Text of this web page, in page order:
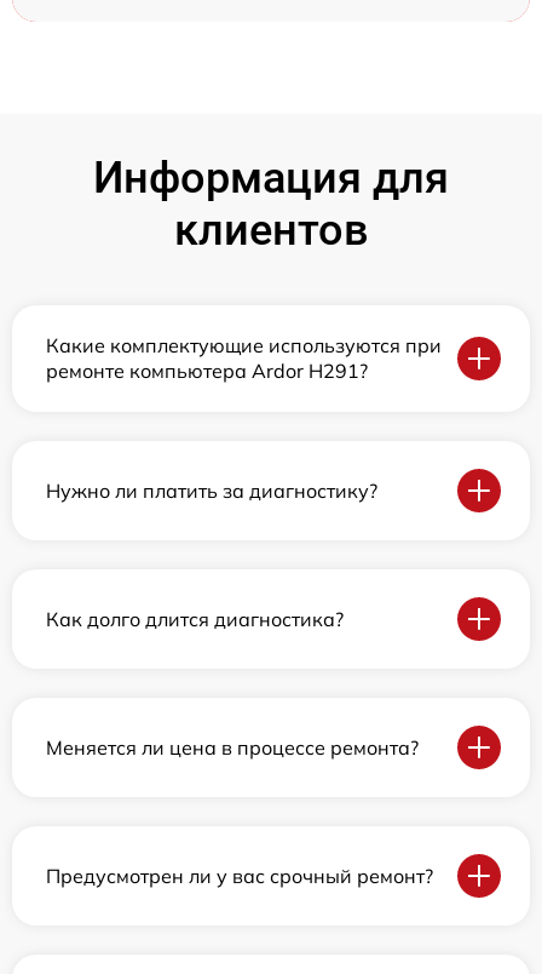
Информация для
клиентов
Какие комплектующие используются при
ремонте компьютера Ardor H291?
Нужно ли платить за диагностику?
Как долго длится диагностика?
Меняется ли цена в процессе ремонта?
Предусмотрен ли у вас срочный ремонт?